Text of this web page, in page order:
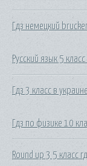
Гдз немецкий
Русский язык 5
Гдз 3 класс в украине
Гдз по физике 10
Round up 3 5 класс